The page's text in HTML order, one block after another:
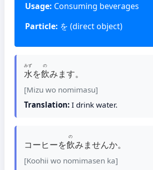
Usage: Consuming beverages
Particle: を (direct object)
水
みず
を飲
の
みます。
[Mizu wo nomimasu]
Translation:I drink water.
コーヒーを飲
の
みませんか。
[Koohii wo nomimasen ka]